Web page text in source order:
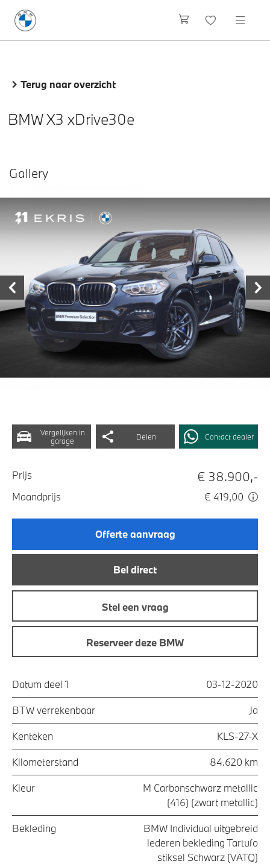
Terug naar overzicht
BMW X3 xDrive30e
Vergelijken in
garage
Delen Contact dealer
Prijs € 38.900,-
Maandprijs € 419,00
Offerte aanvraag
Bel direct
Stel een vraag
Reserveer deze BMW
Datum deel 1 03-12-2020
BTW verrekenbaar Ja
Kenteken KLS-27-X
Kilometerstand 84.620 km
Kleur
M Carbonschwarz metallic
(416) (zwart metallic)
Bekleding
BMW Individual uitgebreid
lederen bekleding Tartufo
stiksel Schwarz (VATQ)
Gallery